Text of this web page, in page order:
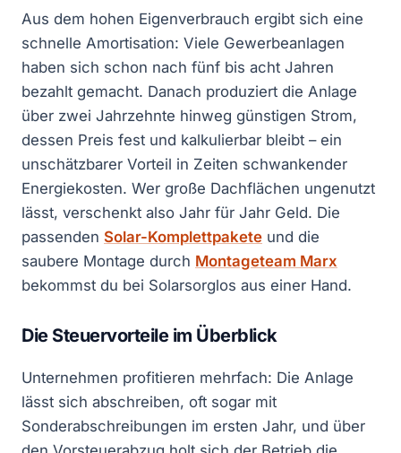
Aus dem hohen Eigenverbrauch ergibt sich eine
schnelle Amortisation: Viele Gewerbeanlagen
haben sich schon nach fünf bis acht Jahren
bezahlt gemacht. Danach produziert die Anlage
über zwei Jahrzehnte hinweg günstigen Strom,
dessen Preis fest und kalkulierbar bleibt – ein
unschätzbarer Vorteil in Zeiten schwankender
Energiekosten. Wer große Dachflächen ungenutzt
lässt, verschenkt also Jahr für Jahr Geld. Die
passenden Solar-Komplettpakete und die
saubere Montage durch Montageteam Marx
bekommst du bei Solarsorglos aus einer Hand.
Die Steuervorteile im Überblick
Unternehmen profitieren mehrfach: Die Anlage
lässt sich abschreiben, oft sogar mit
Sonderabschreibungen im ersten Jahr, und über